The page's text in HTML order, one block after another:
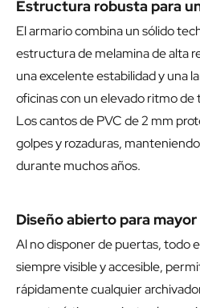
Estructura robusta para
El armario combina un sólido
estructura de melamina de alta
una excelente estabilidad y una
oficinas con un elevado ritmo de
Los cantos de PVC de 2 mm
golpes y rozaduras,
durante muchos años.
Diseño abierto para
Al no disponer de puertas, todo
siempre visible y accesible,
rápidamente cualquier